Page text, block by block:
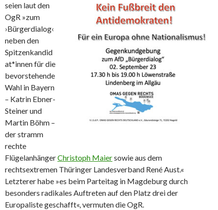
seien laut den
OgR »zum
›Bürgerdialog‹
neben den
Spitzenkandid
at*innen für die
bevorstehende
Wahl in Bayern
– Katrin Ebner-
Steiner und
Martin Böhm –
der stramm
rechte
FlügelanhängerChristoph Maiersowie aus dem
rechtsextremen Thüringer Landesverband René Aust.«
Letzterer habe »es beim Parteitag in Magdeburg durch
besonders radikales Auftreten auf den Platz drei der
Europaliste geschafft«, vermuten die OgR.